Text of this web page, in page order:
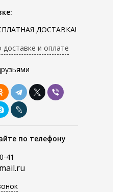
ДОСТАВКА!
и оплате
по телефону
41